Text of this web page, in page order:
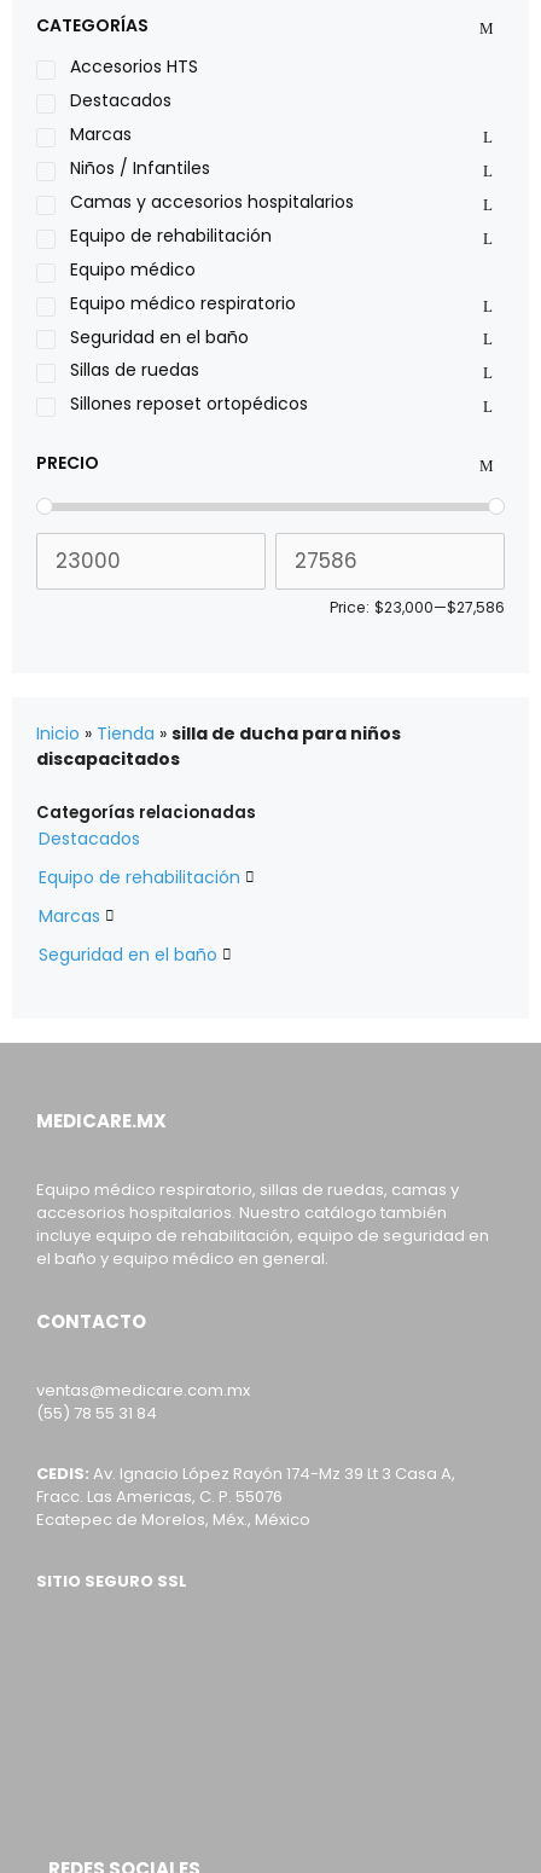
Leggero
Lumex
Medical Store
Nidek
Oxiplus
Philips
Pride
Roho
Sillas de ruedas Everest Jennings
Stealth products
Xiehe Medical
CATEGORÍAS
Accesorios HTS
Destacados
Marcas
Niños / Infantiles
Camas y accesorios hospitalarios
Equipo de rehabilitación
Equipo médico
Equipo médico respiratorio
Seguridad en el baño
Sillas de ruedas
Sillones reposet ortopédicos
PRECIO
Price: $23,000—$27,586
Inicio » Tienda » silla de ducha para niños
discapacitados
Categorías relacionadas
Destacados
Equipo de rehabilitación 
Marcas 
Seguridad en el baño 
MEDICARE.MX
Equipo médico respiratorio, sillas de ruedas, camas y
accesorios hospitalarios. Nuestro catálogo también
incluye equipo de rehabilitación, equipo de seguridad en
el baño y equipo médico en general.
CONTACTO
ventas@medicare.com.mx
(55) 78 55 31 84
CEDIS: Av. Ignacio López Rayón 174-Mz 39 Lt 3 Casa A,
Fracc. Las Americas, C. P. 55076
Ecatepec de Morelos, Méx., México
SITIO SEGURO SSL